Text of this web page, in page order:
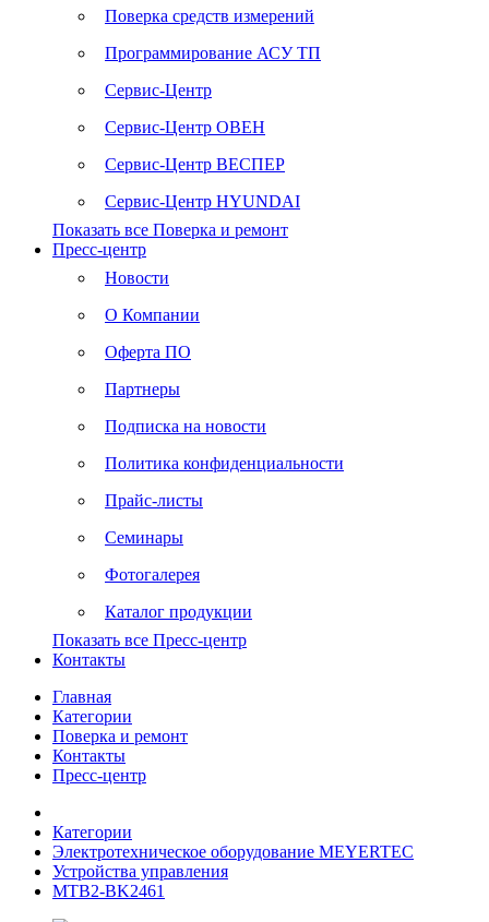
Поверка средств измерений
Программирование АСУ ТП
Сервис-Центр
Сервис-Центр ОВЕН
Сервис-Центр ВЕСПЕР
Сервис-Центр HYUNDAI
Показать все Поверка и ремонт
Пресс-центр
Новости
О Компании
Оферта ПО
Партнеры
Подписка на новости
Политика конфиденциальности
Прайс-листы
Семинары
Фотогалерея
Каталог продукции
Показать все Пресс-центр
Контакты
Главная
Категории
Поверка и ремонт
Контакты
Пресс-центр
Категории
Электротехническое оборудование MEYERTEC
Устройства управления
MTB2-BK2461